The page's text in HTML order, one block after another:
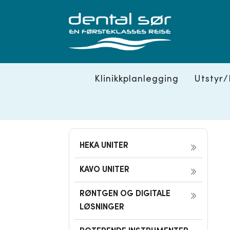
Klinikkplanlegging Utstyr/
HEKA UNITER
KAVO UNITER
RØNTGEN OG DIGITALE
LØSNINGER